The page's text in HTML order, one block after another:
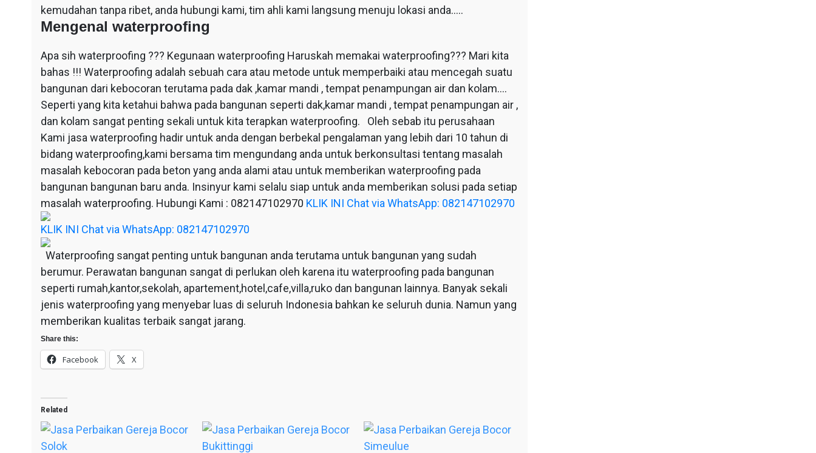
kemudahan tanpa ribet, anda hubungi kami, tim ahli kami langsung menuju lokasi anda…..
Mengenal waterproofing
Apa sih waterproofing ??? Kegunaan waterproofing Haruskah memakai waterproofing??? Mari kita
bahas !!! Waterproofing adalah sebuah cara atau metode untuk memperbaiki atau mencegah suatu
bangunan dari kebocoran terutama pada dak ,kamar mandi , tempat penampungan air dan kolam….
Seperti yang kita ketahui bahwa pada bangunan seperti dak,kamar mandi , tempat penampungan air ,
dan kolam sangat penting sekali untuk kita terapkan waterproofing. Oleh sebab itu perusahaan
Kami jasa waterproofing hadir untuk anda dengan berbekal pengalaman yang lebih dari 10 tahun di
bidang waterproofing,kami bersama tim mengundang anda untuk berkonsultasi tentang masalah
masalah kebocoran pada beton yang anda alami atau untuk memberikan waterproofing pada
bangunan bangunan baru anda. Insinyur kami selalu siap untuk anda memberikan solusi pada setiap
masalah waterproofing. Hubungi Kami : 082147102970 KLIK INI Chat via WhatsApp: 082147102970
KLIK INI Chat via WhatsApp: 082147102970
Waterproofing sangat penting untuk bangunan anda terutama untuk bangunan yang sudah
berumur. Perawatan bangunan sangat di perlukan oleh karena itu waterproofing pada bangunan
seperti rumah,kantor,sekolah, apartement,hotel,cafe,villa,ruko dan bangunan lainnya. Banyak sekali
jenis waterproofing yang menyebar luas di seluruh Indonesia bahkan ke seluruh dunia. Namun yang
memberikan kualitas terbaik sangat jarang.
Share this:
Facebook X
Related